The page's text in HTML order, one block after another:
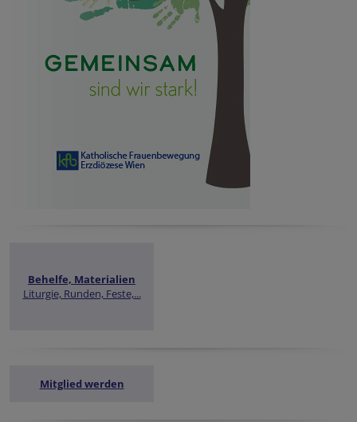
Behelfe, Materialien
Liturgie, Runden, Feste,...
Mitglied werden